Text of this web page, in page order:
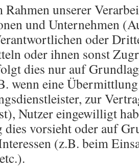
unserer
und Unternehmen
oder
oder ihnen sonst
dies nur auf
wenn eine
zur
Nutzer eingewilligt
vorsieht oder auf
(z.B. beim